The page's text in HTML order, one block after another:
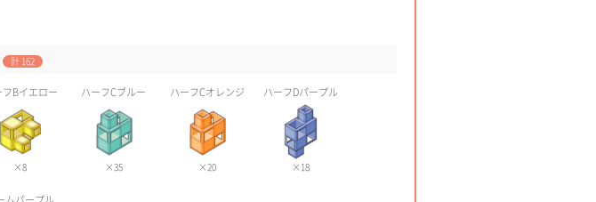
計 162
フBイエロー
×8
ハーフCブルー
×35
ハーフCオレンジ
×20
ハーフDパープル
×18
ムパープル